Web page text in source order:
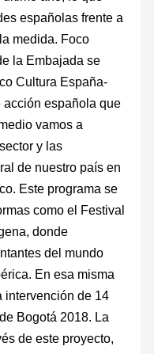
españolas frente a
medida. Foco
la Embajada se
Cultura España-
acción española que
vamos a
y las
de nuestro país en
Este programa se
como el Festival
donde
del mundo
En esa misma
intervención de 14
Bogotá 2018. La
de este proyecto,